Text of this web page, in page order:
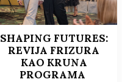
SHAPING FUTURES:
REVIJA FRIZURA
KAO KRUNA
PROGRAMA